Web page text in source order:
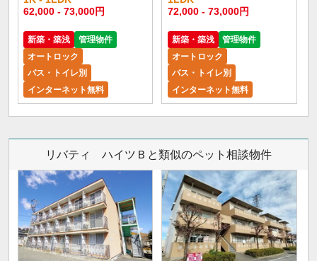
62,000 - 73,000円
新築・築浅
管理物件
オートロック
バス・トイレ別
インターネット無料
72,000 - 73,000円
新築・築浅
管理物件
オートロック
バス・トイレ別
インターネット無料
リバティ ハイツＢと類似のペット相談物件